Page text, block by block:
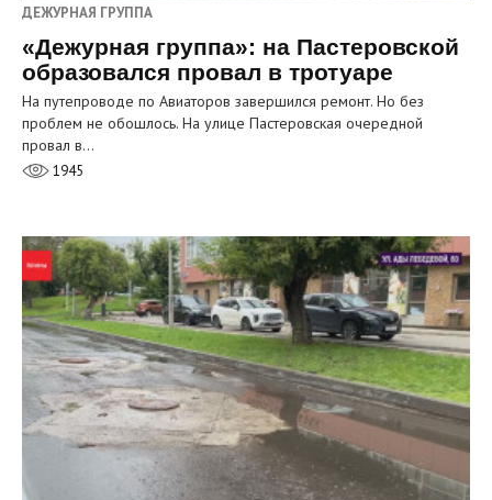
ДЕЖУРНАЯ ГРУППА
«Дежурная группа»: на Пастеровской
образовался провал в тротуаре
На путепроводе по Авиаторов завершился ремонт. Но без
проблем не обошлось. На улице Пастеровская очередной
провал в…
1945